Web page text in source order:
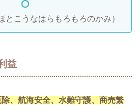
とこうなはらもろもろのかみ）
益
、航海安全、水難守護、商売繁